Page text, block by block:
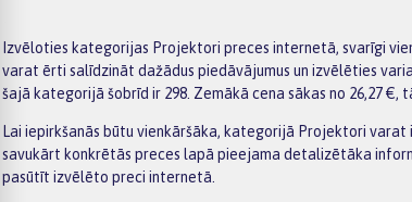
Izvēloties kategorijas Projektori preces internetā, svarīgi
varat ērti salīdzināt dažādus piedāvājumus un izvēlēties
šajā kategorijā šobrīd ir 298. Zemākā cena sākas no 26,27
Lai iepirkšanās būtu vienkāršāka, kategorijā Projektori
savukārt konkrētās preces lapā pieejama detalizētāka
pasūtīt izvēlēto preci internetā.